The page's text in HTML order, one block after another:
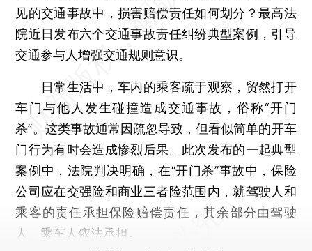
见的交通事故中，损害赔偿责任如何划分？最高法
院近日发布六个交通事故责任纠纷典型案例，引导
交通参与人增强交通规则意识。
日常生活中，车内的乘客疏于观察，贸然打开
车门与他人发生碰撞造成交通事故，俗称“开门
杀”。这类事故通常因疏忽导致，但看似简单的开车
门行为有时会造成惨烈后果。此次发布的一起典型
案例中，法院判决明确，在“开门杀”事故中，保险
公司应在交强险和商业三者险范围内，就驾驶人和
乘客的责任承担保险赔偿责任，其余部分由驾驶
人、乘车人依法承担。